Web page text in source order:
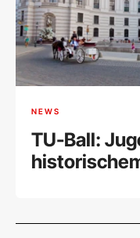
NEWS
TU-Ball: